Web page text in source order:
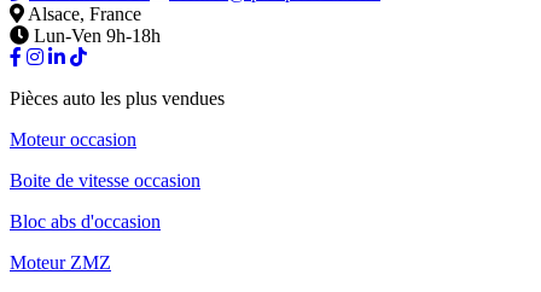
Alsace, France
Lun-Ven 9h-18h
Pièces auto les plus vendues
Moteur occasion
Boite de vitesse occasion
Bloc abs d'occasion
Moteur ZMZ